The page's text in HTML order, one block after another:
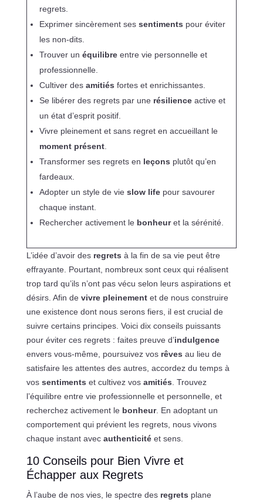
regrets.
Exprimer sincèrement ses sentiments pour éviter
les non-dits.
Trouver un équilibreentre vie personnelle et
professionnelle.
Cultiver des amitiés fortes et enrichissantes.
Se libérer des regrets par une résilienceactive et
un état d’esprit positif.
Vivre pleinement et sans regret en accueillant le
moment présent.
Transformer ses regrets en leçons plutôt qu’en
fardeaux.
Adopter un style de vie slow lifepour savourer
chaque instant.
Rechercher activement le bonheuret la sérénité.
L’idée d’avoir des regrets à la fin de sa vie peut être
effrayante. Pourtant, nombreux sont ceux qui réalisent
trop tard qu’ils n’ont pas vécu selon leurs aspirations et
désirs. Afin de vivre pleinementet de nous construire
une existence dont nous serons fiers, il est crucial de
suivre certains principes. Voici dix conseils puissants
pour éviter ces regrets : faites preuve d’indulgence
envers vous-même, poursuivez vos rêves au lieu de
satisfaire les attentes des autres, accordez du temps à
vos sentiments et cultivez vos amitiés . Trouvez
l’équilibre entre vie professionnelle et personnelle, et
recherchez activement le bonheur. En adoptant un
comportement qui prévient les regrets, nous vivons
chaque instant avec authenticitéet sens.
10 Conseils pour Bien Vivre et
Échapper aux Regrets
À l’aube de nos vies, le spectre des regrets plane